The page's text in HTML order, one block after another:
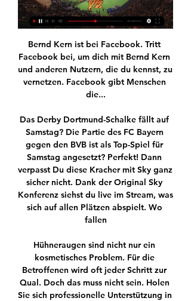
Bernd Kern ist bei Facebook. Tritt Facebook bei, um dich mit Bernd Kern und anderen Nutzern, die du kennst, zu vernetzen. Facebook gibt Menschen die...

Das Derby Dortmund-Schalke fällt auf Samstag? Die Partie des FC Bayern gegen den BVB ist als Top-Spiel für Samstag angesetzt? Perfekt! Dann verpasst Du diese Kracher mit Sky ganz sicher nicht. Dank der Original Sky Konferenz siehst du live im Stream, was sich auf allen Plätzen abspielt. Wo fallen

Hühneraugen sind nicht nur ein kosmetisches Problem. Für die Betroffenen wird oft jeder Schritt zur Qual. Doch das muss nicht sein. Holen Sie sich professionelle Unterstützung in unserer podologischen Praxis in Zürich. Wir entfernen Hühneraugen, sodass Sie wieder unbeschwert durchs Leben gehen können.

...vielen Dank lieber Arthur Loibl für deine Nominierung...mit Training kommt im Leben alles zurück ;-) ich nominiere Rachel Olinyk ( NaWaRo Straubing ), Heiko Koch (NaWaRo Straubing) und Tom Meier.

TSV 1860 München - MSV Duisburg Live ticker, H2H und TSV 1860 München gegen MSV Duisburg Live-Ticker (und kostenlos Übertragung Video Live-Stream sehen im Internet) startet am 20. Jan. 2024 um 15:30 (UTC ...

Neben HB Køge Ergebnissen kannst du 1000+ Fußballbewerben von mehr als 90+ Ländern auf der ganzen Welt auf FlashScore.at folgen. Klicke einfach auf den Ländernamen im linken Menü und wähle deinen Bewerb (Liga Ergebnisse, Nationaler Cup Livescore, andere Bewerbe). HB Køge Ergebnisse Service ist in Echtzeit und wird live upgedatet.

Holstein – SSV Jahn Regensburg live stream xbox one Holstein – SSV Jahn Regensburg live streaming 2018 Holstein – SSV Jahn Regensburg live streaming for mobile livescorehunter Holstein – SSV Jahn Regensburg live streaming Holstein – SSV Jahn Regensburg live streaming free lemon Holstein – SSV Jahn Regensburg live streaming ace.

Live - Pierre-Hugues Herbert - Jo-Wilfried Tsonga ATP Metz - 19 September 2019. Erleben Sie das Tennis-Spiel zwischen Pierre-Hugues Herbert und Jo-Wilfried Tsonga im LIVE-Scoring bei Eurosport.de.

Osterwieck l Die Gastgeber aus Osterwieck belegten mit einem Spiel weniger als der SV Stahl Thale Platz eins, die Gäste aus dem Bodetal rangierten punktgleich dahinter. Das Spiel ist mit einer Abtastphase gestartet, in der beide Teams kein Risiko eingingen.

Du weißt, was du willst: Ein Leben, in dem du alles verwirklichen kannst. Damit dein Abenteuer Leben auch finanziell nach deinen Wünschen verläuft, gibt es den Aktivplan der neuen leben.

Nürnberg gibt nach dem Debakel in Dortmund die richtige Antwort und schlägt Mitaufsteiger Düsseldorf deutlich. Das klare Ergebnis täuscht etwas über den Spielverlauf hinweg, denn beide Teams waren sich insgesamt gesehen recht ebenbürtig.

TSV 1860 München gegen MSV Duisburg - der Liveticker - WAZ Rechtzeitig vor Spielbeginn geht es los mit dem Liveticker der Partie am 21. Spieltag der 3. Liga. Aktuelle Spiele. 19.01.2024 19:00.

BR Fernsehen überträgt das Spiel des TSV 1860 gegen Direkt im BR Fernsehen oder auch im Livestream unter: BR24 Sport live: 1860 München – MSV Duisburg im TV und Stream | BR24. Ebenfalls übertragen wird ...

Pirker Isabel RB Matrei in Osttirol. James Bond 008 Falkner Lisa-Maria RB Sölden 1994. Reindl Bettina RB Sölden 1973 James Bond 009 Moser Thomas RB Sölden 1980 Kneisl Ronny RB Sölden 1980 Kneisl Monika RB Sölden 1983 Unterländer Express Steiner Andrea RBL Wörgl Kufstein 1968

HAKRO Merlins Crailsheim 87:88 Telekom Baskets Bonn | 23. Spieltag von easyCredit BBL. Alle Termine im eigenen Kalender. Einmal hinzufügen. Immer aktuell. 100% kostenlos.

Zweite Liga Stuttgart zittert – Debakel für Hannover. Knapp aber verdient siegt der VfB über Jahn Regensburg und steht nun an der Tabellenspitze. Ein anderer Absteiger indes muss eine herbe.

MSV Duisburg - 1860 München live im TV und Stream 24.04.2022 — Duisburg gegen 1860 München heute: Wann ist Anstoß in der 3. Liga? Termin und Uhrzeit. Der MSV Duisburg trifft heute am 24. April 2022 auf 1860 ...

Auf dem Friedhof Salzkotten werden ab dem 07.10.2019 die von der Stadt Salzkotten gekennzeichneten Einzelgräber eingeebnet. Die Stadt Salzkotten bittet die Angehörigen, Grabaufbauten, Grabsteine, Kreuze, Einfassungen usw. bis zum 06.10.2019 zu entfernen. Staatssekretärin Andrea Milz lobt Engagementpreis

Direkter Vergleich der Spiele von BK Häcken und Athletic FC Eskilstuna aus den letzten Spielen und deren Ergebnisse und Tore beider Teams gegen gemeinsame Gegner. Hierbei werden im Kreuzvergleich die Partien gezeigt, wobei die beiden Vereine zuletzt auf die gleichen Gegner trafen. So …

Wohnnet.at liefert ihnen die Top Immobilien aus Österreich Egal ob Mietwohnungen Eigentumswohnungen Häuser Die Top Immobilien finden Sie nur hier

Florian Jamnig wurde am 03.11.1990 in geboren. Er ist 29 Jahre alt und seine Staatsbürgerschaft ist Österreich. Sein aktueller Verein ist LASK, er spielt dort im Mittelfeld - Rechtes Mittelfeld. Sein geschätztes Gehalt liegt bei 260.000 Euro pro Jahr. Das entspricht 21.667 Euro pro Monat.

Kirche neu erleben ICF Winterthur ist eine freie, überkonfessionelle Kirche auf biblischer Grundlage. Authentisch, relevant und begeistert vom Leben mit Jesus.

PGE Vive Kielce gegen Energa MKS Kalisz Live-Ticker (und kostenlos Übertragung Video Live-Stream sehen im Internet) startet am 5.10.2019. um 13:00 (UTC Zeitzone) in Superliga, Poland.

Willkommen zurück zum zweiten Durchgang im Borussia-Park! Nach dem schwerfälligen Auftritt in Istanbul verläuft die Heimpartie gegen den FCA von Anfang an dem Geschmack der Fohlen.

MSV Duisburg gegen TSV 1860 München: Wie Sie das 11.03.2023 — In diesem Artikel erklären wir Ihnen, wie Sie das Spiel zwischen MSV Duisburg und TSV 1860 München heute live im TV, Live-Stream oder Live- ...

Zur Artikel-Übersicht TSV Hannover-Burgdorf. Menü . Suche. Anmelden. Anzeigen & Märkte. Jobs Immobilien Autos Trauer Kleinanzeigen Tiere Familie Dienstleister finden Themenwelten Mediadaten.

125 Jahre Vienna! Und das wurde gebührend gefeiert. #WeAre125 source : Spiel , Geburtstags-Spiel First Vienna FC 1894 – Union Berlin Eventfilm

Pays d'Aix UC gegen Chambéry Savoie Mont Blanc HB Live-Ticker (und kostenlos Übertragung Video Live-Stream sehen im Internet) startet am 12.9.2019. um 18:45 (UTC Zeitzone) in Arena du Pays d'Aix, Aix-en-Provence, France, in LNH Division 1, France.

Dies teilte sein langjähriger Verein TV Großwallstadt mit. "Ich bin unfassbar traurig", sagte DHB-Vizepräsident Bob Hanning. "Tito war nicht nur ein sehr guter Handballer, sondern ein in jeder.

Nicole Sahlmann aus Winterthur (Zürich) Nicole Sahlmann früher aus Winterthur in Zürich bzw. aus St. Gallen hat u.a. folgende Schulen besucht: von 1978 bis 1984 Primarschule Steinacker zeitgleich mit Caroline Gilgen und weiteren Schülern und von 1987 bis 1989 Kantonsschule am Brühl St.Gallen zeitgleich mit Natascha Gutknecht und weiteren.

EVZ Academy Die SL-Vereine 2018/19 Neu dabei ist der EHC Kloten , der in der Saison 2017/18 aus der National League abgestiegen ist und den Aufsteiger aus Rapperswil-Jona ersetzt.

Egal, ob für Ihren Garten, den Balkon oder Ihr Zuhause, in unserem reichhaltigen Sortiment finden Sie genau die Pflanzen, die Ihr Leben bereichern werden. Wir beraten Sie dazu gern mit Herz und Sachverstand. Wir freuen uns auf Ihren Besuch! Gärtnerei Bürgin – Ihre Gärtner aus Leidenschaft! Wir sind neu auch auf Social Media.

Kanadischer Trainer für die Lakers Die Lakers haben ihre wichtigste Personalie geklärt: Der 45-jährige Kanadier Jeff Tomlinson, der im Dezember bei den Eisbären Berlin entlassen worden ist, führt Rapperswil-Jona als Headcoach in die erste NLB-Saison nach dem Abstieg.

Eishockey.at 99ers wollen ersten Titel. 99ers wollen ersten Titel Im Finale um die österreichische U20-Meisterschaft trifft das LLZ Steiermark Süd/Graz 99ers auf den EC-KAC und peilt den ersten Meistertitel in der Vereinsgeschichte an.

Eintracht Frankfurt steht vor dem vielleicht wichtigsten Spiel der Saison. Im Rückspiel des Europa-League-Achtelfinals muss die SGE bei Inter Mailand ran. Der Live-Ticker zum Spiel.

FC Aarau FC Lausanne-Sport live score (and video online live stream) starts on 18.10.2019. at 18:00 UTC time at Stadion Brügglifeld, Aarau, Switzerland in Challenge League, Switzerland.

Rechnet man den offiziell noch nicht verbuchten Forfait-Sieg gegen GC mit ein, der nur eine Formalie ist, rangieren die Walliser nach dem Auswärtssieg in Thun auf Platz 4. Nur noch drei Punkte davor liegt Thun. Schön sei das, befand Yakin. «Beim heimstarken Thun zu gewinnen, ist keine Selbstverständlichkeit.

Der bisherige Assistent von Achim Beierlorzer, der im Sommer zum Bundesliga-Aufsteiger 1. FC Köln gewechselt war, konnte am Sonntag ein 3:1 (1:0) im Heimspiel gegen den VfL Bochum bejubeln.

MSV Duisburg - TSV 1860 München (Highlights) - DFB-TV 20.08.2023 - 07:51 // Männer - Ligen // 3. Liga MSV Duisburg - TSV 1860 München (Highlights). Weitere Videos. 21.12.2023 // Fußball // Männer - Ligen // 3.DFB-TV · 20.08.2023

TSV 1860 gegen Viktoria Köln und MSV Duisburg live im 16.08.2022 — Die Spiele des TSV 1860 München bei Viktoria Köln und gegen den MSV Duisburg werden vom BR Fernsehen live im Free-TV übertragen.

Schauspieler Klaus Maria Brandauer, Komponist Carl-Maria von Weber und selbst der Darsteller des ZDF-Kommissars Viktor Siska (Wolfgang Maria Bauer) haben eines gemeinsam:...

Die Schweizer U21 gewinnt in Kriens gegen Kroatien Quelle: srf.ch - Fussball - 22-03-2019 Hier finden Sie die wichtigsten Kurzmeldungen des Tages aus dem internationalen Fussball-Geschehen....

SPORTUNION Tennisclub St. Johann : SPORTUNION Krenstetten : Sportklub UNION Ertl Glas Amstetten:. UNION Fussballklub Möbel Polt St. Peter/Au: www.ufc-stpeter.at: UNION Tennisclub Volkbank Neuhofen/Ybbs :. www.sv-opponitz.at: Schiclub UNION Neustadtl : Tennisclub UNION Neustadtl :

Alles war negativ nach Düsseldorf. Wir sind ruhig geblieben, zusammen geblieben und haben heute in einer schwierigen Lage das Spiel gedreht. Ich denke, das ist das, was Mainz 05 b